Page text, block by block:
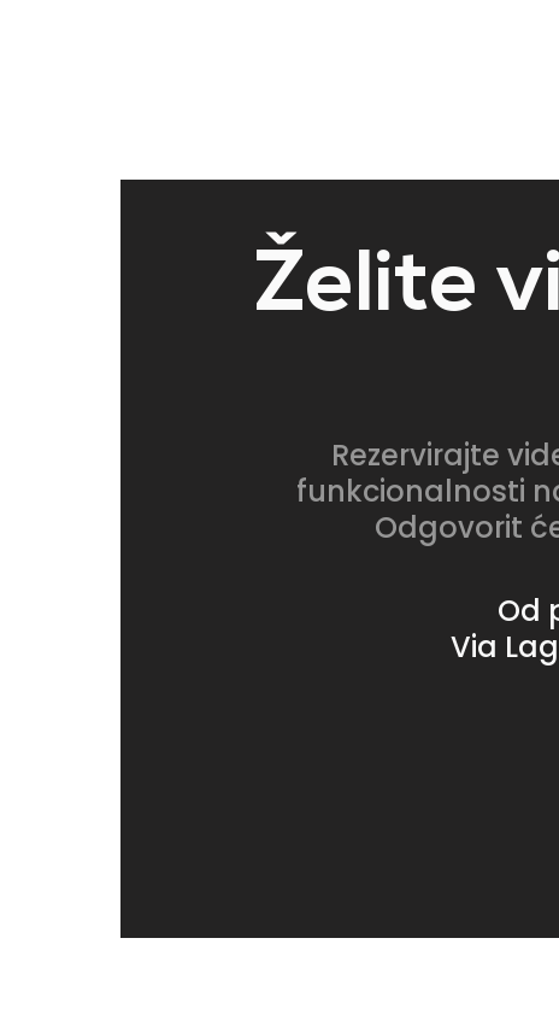
Želite
Rezervirajte
funkcionalnosti
Odgovorit
Od
Via